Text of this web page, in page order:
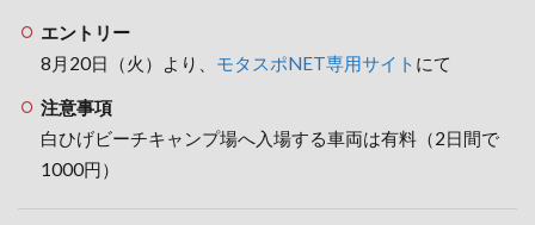
エントリー
8月20日（火）より、 モタスポNET専用サイト にて
注意事項
白ひげビーチキャンプ場へ入場する車両は有料（2日間で
1000円）